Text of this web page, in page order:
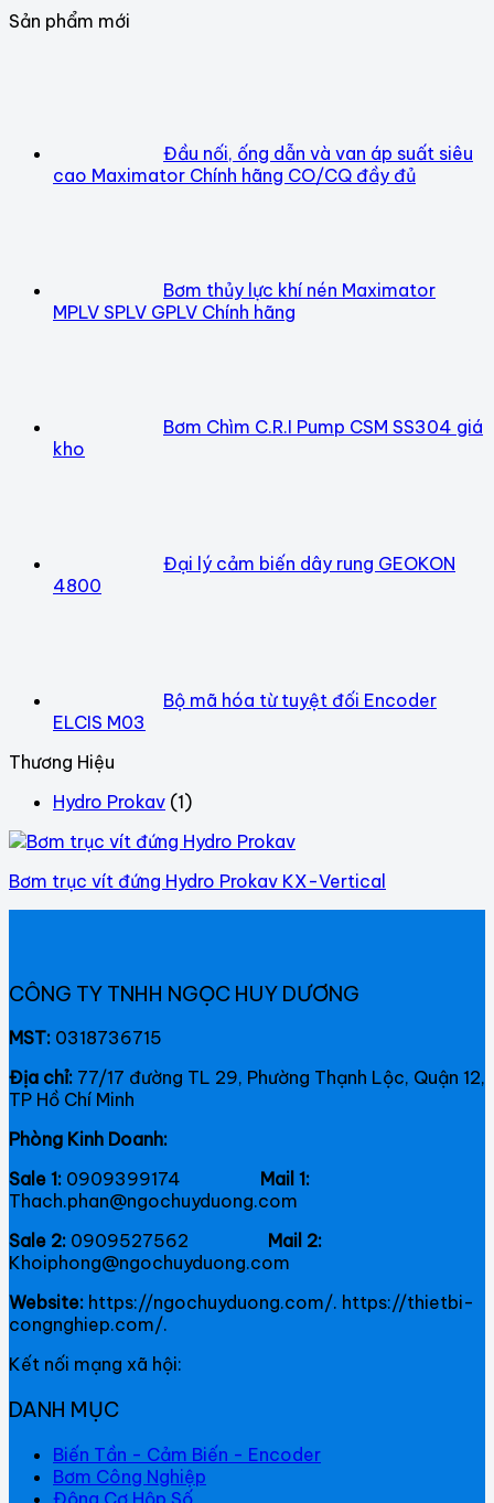
Sản phẩm mới
Đầu nối, ống dẫn và van áp suất siêu
cao Maximator Chính hãng CO/CQ đầy đủ
Bơm thủy lực khí nén Maximator
MPLV SPLV GPLV Chính hãng
Bơm Chìm C.R.I Pump CSM SS304 giá
kho
Đại lý cảm biến dây rung GEOKON
4800
Bộ mã hóa từ tuyệt đối Encoder
ELCIS M03
Thương Hiệu
Hydro Prokav (1)
Bơm trục vít đứng Hydro Prokav KX-Vertical
CÔNG TY TNHH NGỌC HUY DƯƠNG
MST: 0318736715
Địa chỉ: 77/17 đường TL 29, Phường Thạnh Lộc, Quận 12,
TP Hồ Chí Minh
Phòng Kinh Doanh:
Sale 1: 0909399174 Mail 1:
Thach.phan@ngochuyduong.com
Sale 2: 0909527562 Mail 2:
Khoiphong@ngochuyduong.com
Website: https://ngochuyduong.com/. https://thietbi-
congnghiep.com/.
Kết nối mạng xã hội:
DANH MỤC
Biến Tần - Cảm Biến - Encoder
Bơm Công Nghiệp
Động Cơ Hộp Số